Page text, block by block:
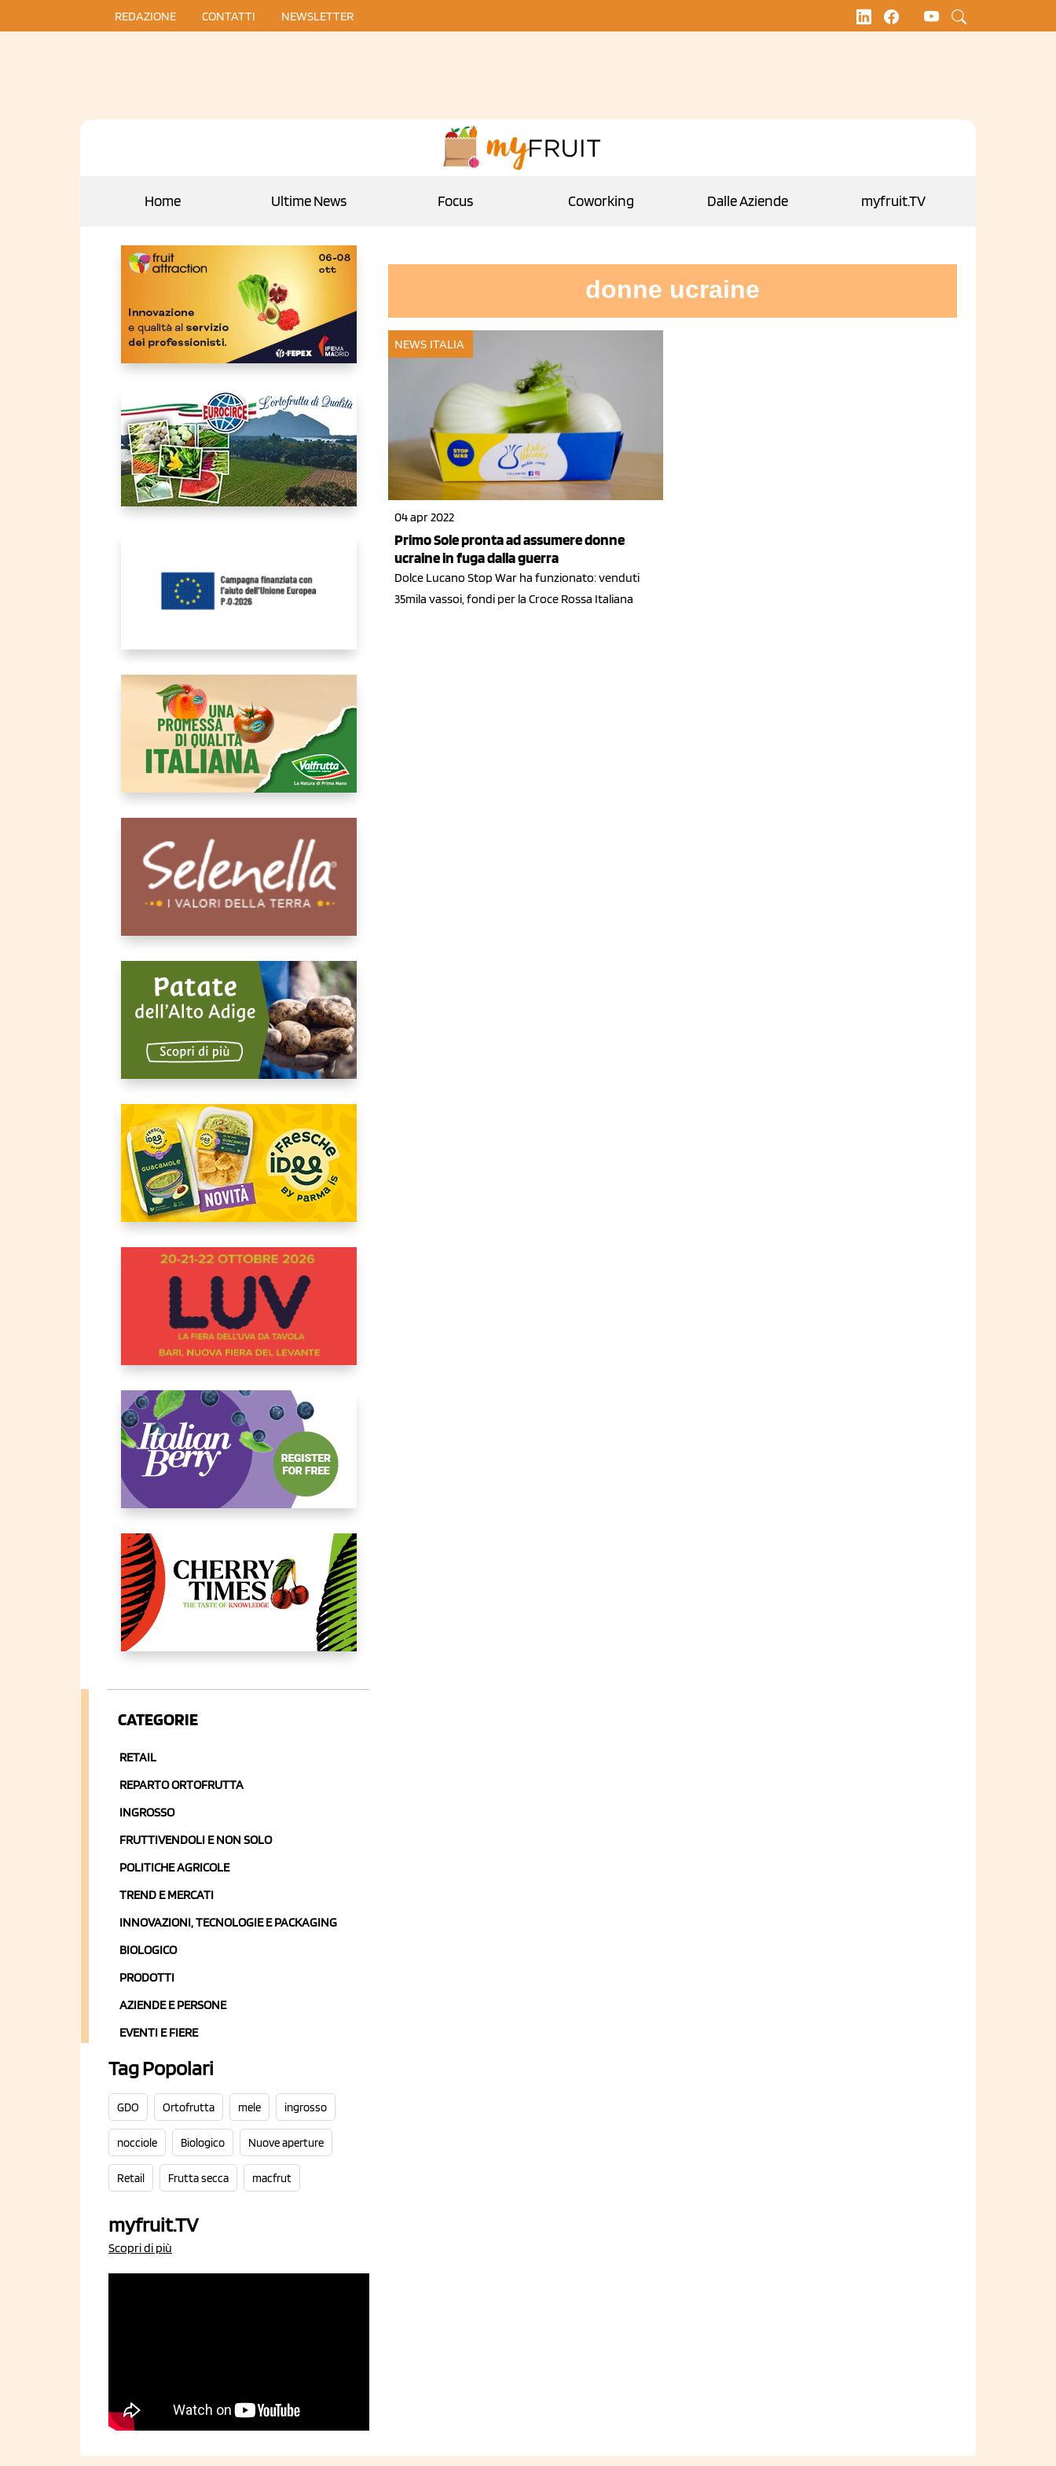
REDAZIONE CONTATTI NEWSLETTER
Home Ultime News Focus Coworking Dalle Aziende myfruit.TV
CATEGORIE
RETAIL
REPARTO ORTOFRUTTA
INGROSSO
FRUTTIVENDOLI E NON SOLO
POLITICHE AGRICOLE
TREND E MERCATI
INNOVAZIONI, TECNOLOGIE E PACKAGING
BIOLOGICO
PRODOTTI
AZIENDE E PERSONE
EVENTI E FIERE
Tag Popolari
GDO Ortofrutta mele ingrosso
nocciole Biologico Nuove aperture
Retail Frutta secca macfrut
myfruit.TV
Scopri di più
donne ucraine
NEWS ITALIA
04 apr 2022
Primo Sole pronta ad assumere donne
ucraine in fuga dalla guerra
Dolce Lucano Stop War ha funzionato: venduti
35mila vassoi, fondi per la Croce Rossa Italiana